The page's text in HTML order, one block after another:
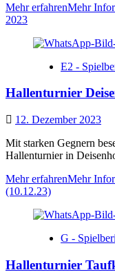
Mehr erfahrenMehr
2023
E2 -
Hallenturnier
12. Dezember 2023
Mit starken Gegnern
Hallenturnier in
Mehr erfahrenMehr
(10.12.23)
G -
Hallenturnier